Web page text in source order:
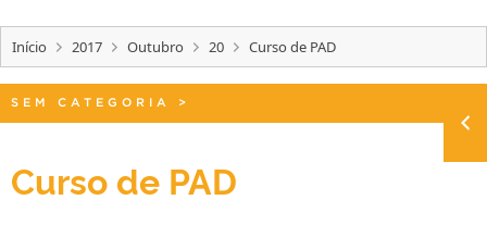
TELEFONES
Início 2017 Outubro 20 Curso de PAD
SEM CATEGORIA >
Curso de PAD